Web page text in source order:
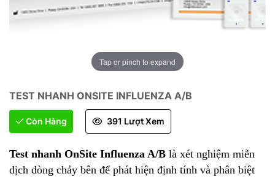
Tap or pinch to expand
TEST NHANH ONSITE INFLUENZA A/B
Còn Hàng 391 Lượt Xem
Test nhanh OnSite Influenza A/B là xét nghiệm miễn
dịch dòng chảy bên để phát hiện định tính và phân biệt